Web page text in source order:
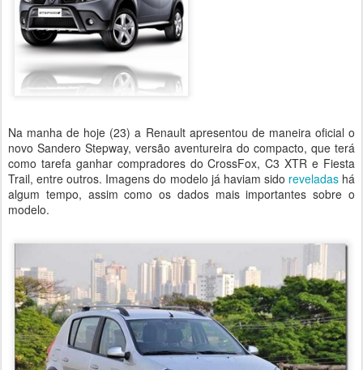
Na manha de hoje (23) a Renault apresentou de maneira oficial o
novo Sandero Stepway, versão aventureira do compacto, que terá
como tarefa ganhar compradores do CrossFox, C3 XTR e Fiesta
Trail, entre outros. Imagens do modelo já haviam sido reveladashá
algum tempo, assim como os dados mais importantes sobre o
modelo.